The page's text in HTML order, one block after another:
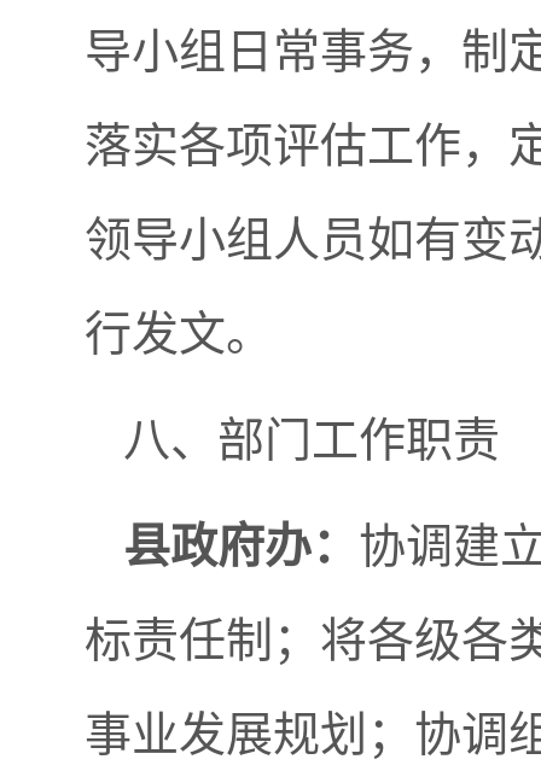
导小组日常事务，制
落实各项评估工作，
领导小组人员如有变
行发文。
八、部门工作职责
县政府办： 协调建
标责任制；将各级各
事业发展规划；协调